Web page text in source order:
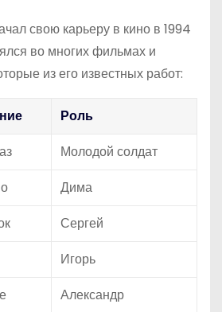
свою карьеру в кино в 1994
во многих фильмах и
из его известных работ:
Роль
Молодой солдат
Дима
Сергей
Игорь
Александр